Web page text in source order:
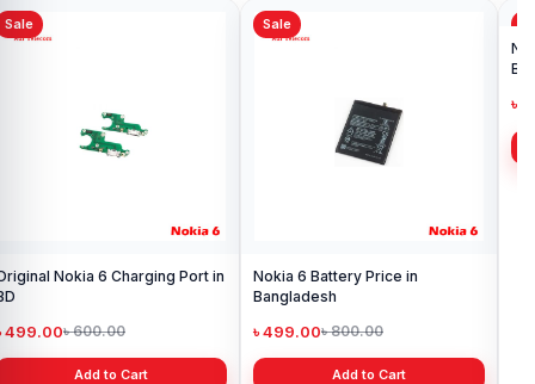
Sale
Nokia 6 Charging Port in
499.00৳ 600.00
Add to Cart
Sale
Nokia 6 Battery Price in
Bangladesh
৳ 499.00৳ 800.00
Add to Cart